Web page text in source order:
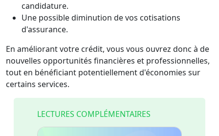
candidature.
Une possible diminution de vos cotisations
d'assurance.
En améliorant votre crédit, vous vous ouvrez donc à de
nouvelles opportunités financières et professionnelles,
tout en bénéficiant potentiellement d'économies sur
certains services.
LECTURES COMPLÉMENTAIRES